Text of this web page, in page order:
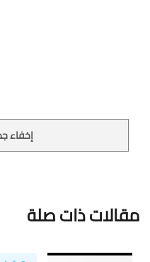
إخفاء
مقالات ذات صلة